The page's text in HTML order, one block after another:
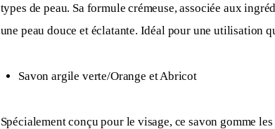
types de peau. Sa formule crémeuse, associée aux
une peau douce et éclatante. Idéal pour une utilisation
Savon argile verte/Orange et Abricot
Spécialement conçu pour le visage, ce savon gomme